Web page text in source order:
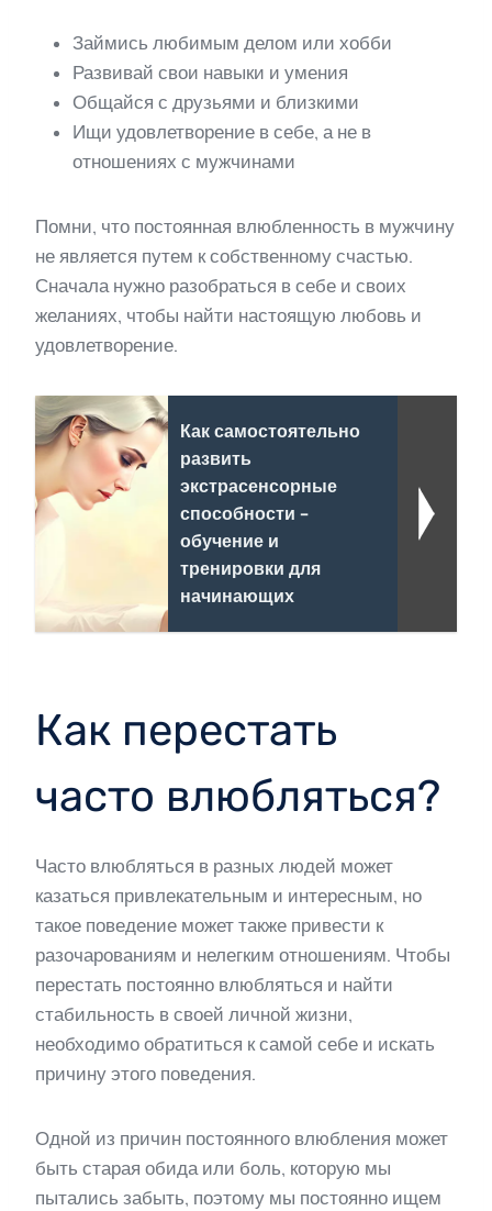
Займись любимым делом или хобби
Развивай свои навыки и умения
Общайся с друзьями и близкими
Ищи удовлетворение в себе, а не в
отношениях с мужчинами
Помни, что постоянная влюбленность в мужчину
не является путем к собственному счастью.
Сначала нужно разобраться в себе и своих
желаниях, чтобы найти настоящую любовь и
удовлетворение.
Как самостоятельно
развить
экстрасенсорные
способности -
обучение и
тренировки для
начинающих
Как перестать
часто влюбляться?
Часто влюбляться в разных людей может
казаться привлекательным и интересным, но
такое поведение может также привести к
разочарованиям и нелегким отношениям. Чтобы
перестать постоянно влюбляться и найти
стабильность в своей личной жизни,
необходимо обратиться к самой себе и искать
причину этого поведения.
Одной из причин постоянного влюбления может
быть старая обида или боль, которую мы
пытались забыть, поэтому мы постоянно ищем